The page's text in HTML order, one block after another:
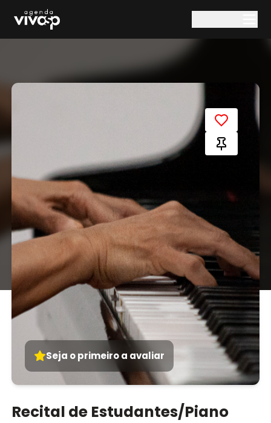
Seja o primeiro a avaliar
Recital de Estudantes/Piano